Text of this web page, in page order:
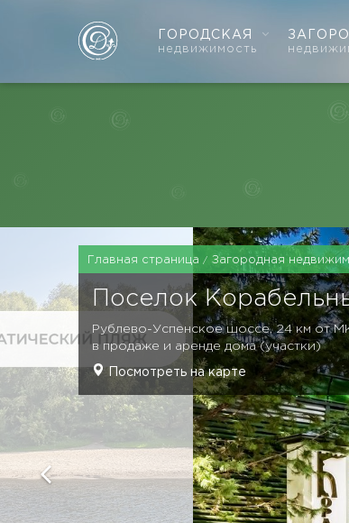
ГОРОДСКАЯ
недвижимость
Главная страница Загородная
Поселок
Рублево-Успенское шоссе, 24 км от
в продаже и аренде дома (участки)
Посмотреть на карте